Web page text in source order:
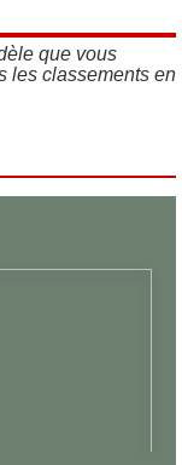
que vous
les classements en